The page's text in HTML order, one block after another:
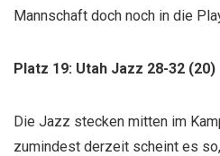
Mannschaft doch noch in die
Platz 19: Utah Jazz 28-32 (20)
Die Jazz stecken mitten im
zumindest derzeit scheint es